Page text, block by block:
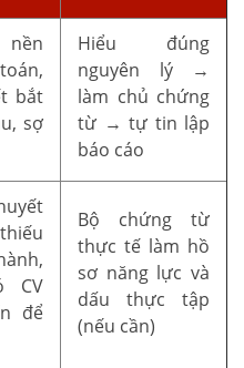
nền
bắt
sợ
Hiểu đúng
nguyên lý →
làm chủ chứng
từ → tự tin lập
báo cáo
CV
để
Bộ chứng từ
thực tế làm hồ
sơ năng lực và
dấu thực tập
(nếu cần)